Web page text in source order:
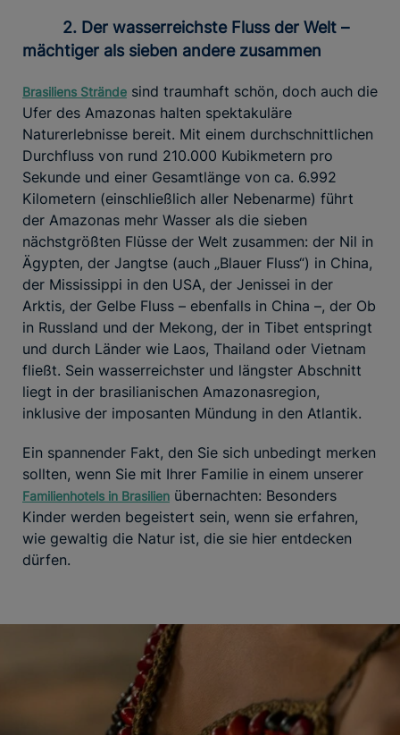
2. Der wasserreichste Fluss der Welt –
mächtiger als sieben andere zusammen
Brasiliens Strände sind traumhaft schön, doch auch die
Ufer des Amazonas halten spektakuläre
Naturerlebnisse bereit. Mit einem durchschnittlichen
Durchfluss von rund 210.000 Kubikmetern pro
Sekunde und einer Gesamtlänge von ca. 6.992
Kilometern (einschließlich aller Nebenarme) führt
der Amazonas mehr Wasser als die sieben
nächstgrößten Flüsse der Welt zusammen: der Nil in
Ägypten, der Jangtse (auch „Blauer Fluss“) in China,
der Mississippi in den USA, der Jenissei in der
Arktis, der Gelbe Fluss – ebenfalls in China –, der Ob
in Russland und der Mekong, der in Tibet entspringt
und durch Länder wie Laos, Thailand oder Vietnam
fließt. Sein wasserreichster und längster Abschnitt
liegt in der brasilianischen Amazonasregion,
inklusive der imposanten Mündung in den Atlantik.
Ein spannender Fakt, den Sie sich unbedingt merken
sollten, wenn Sie mit Ihrer Familie in einem unserer
Familienhotels in Brasilien übernachten: Besonders
Kinder werden begeistert sein, wenn sie erfahren,
wie gewaltig die Natur ist, die sie hier entdecken
dürfen.